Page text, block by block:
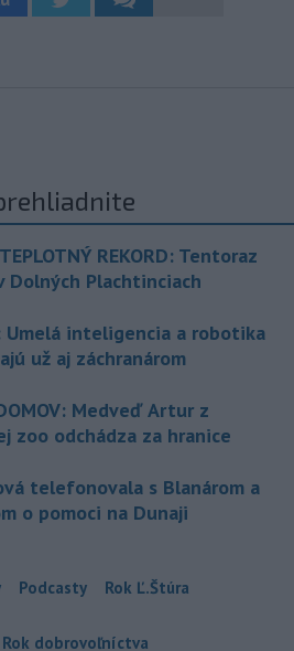
REKORD: Tentoraz
Dolných Plachtinciach
Umelá inteligencia a robotika
už aj záchranárom
Medveď Artur z
zoo odchádza za hranice
telefonovala s Blanárom a
o pomoci na Dunaji
Podcasty Rok Ľ.Štúra
Rok dobrovoľníctva